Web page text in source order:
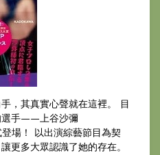
，其真實心聲就在這裡。 目
選手——上谷沙彌
登場！ 以出演綜藝節目為契
更多大眾認識了她的存在。